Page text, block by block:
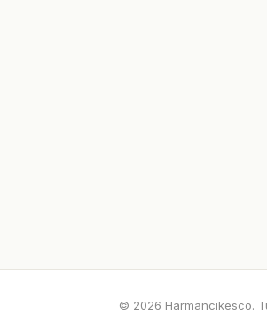
© 2026 Harmancikesco.